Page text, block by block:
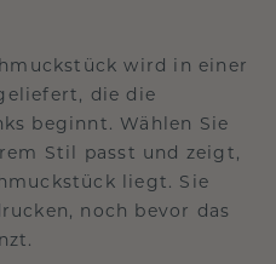
wird in einer
die die
beginnt. Wählen Sie
Stil passt und zeigt,
liegt. Sie
noch bevor das